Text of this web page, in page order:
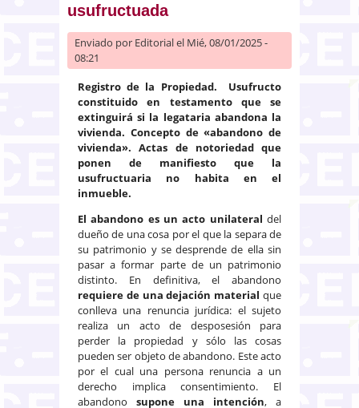
usufructuada
Enviado por Editorialel Mié, 08/01/2025 -
08:21
Registro de la Propiedad. Usufructo
constituido en testamento que se
extinguirá si la legataria abandona la
vivienda. Concepto de «abandono de
vivienda». Actas de notoriedad que
ponen de manifiesto que la
usufructuaria no habita en el
inmueble.
El abandono es un acto unilateral del
dueño de una cosa por el que la separa de
su patrimonio y se desprende de ella sin
pasar a formar parte de un patrimonio
distinto. En definitiva, el abandono
requiere de una dejación material que
conlleva una renuncia jurídica: el sujeto
realiza un acto de desposesión para
perder la propiedad y sólo las cosas
pueden ser objeto de abandono. Este acto
por el cual una persona renuncia a un
derecho implica consentimiento. El
abandono supone una intención, a